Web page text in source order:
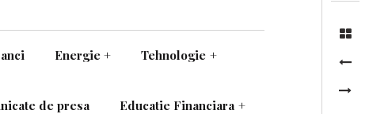
Energie + Tehnologie +
de presa Educatie Financiara +